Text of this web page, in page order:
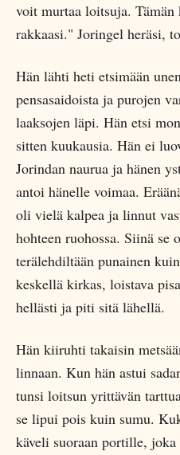
voit murtaa loitsuja. Tämän
rakkaasi." Joringel heräsi,
Hän lähti heti etsimään
pensasaidoista ja purojen
laaksojen läpi. Hän etsi
sitten kuukausia. Hän ei
Jorindan naurua ja hänen
antoi hänelle voimaa.
oli vielä kalpea ja linnut
hohteen ruohossa. Siinä
terälehdiltään punainen
keskellä kirkas, loistava
hellästi ja piti sitä lähellä.
Hän kiiruhti takaisin
linnaan. Kun hän astui
tunsi loitsun yrittävän
se lipui pois kuin sumu.
käveli suoraan portille,